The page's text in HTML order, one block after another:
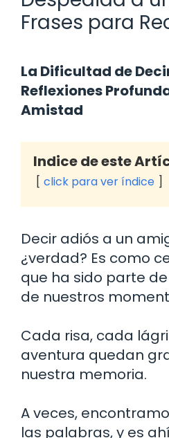
Frases para
La Dificultad de
Reflexiones
Amistad
Indice de este
click para ver índice
Decir adiós a un
¿verdad? Es como
que ha sido parte
de nuestros
Cada risa, cada
aventura quedan
nuestra memoria.
A veces,
las palabras, y es